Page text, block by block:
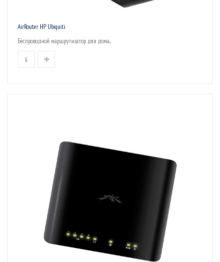
AirRouter HP Ubiquiti
Беспроводной маршрутизатор для дома...